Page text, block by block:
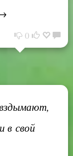
0
в свой